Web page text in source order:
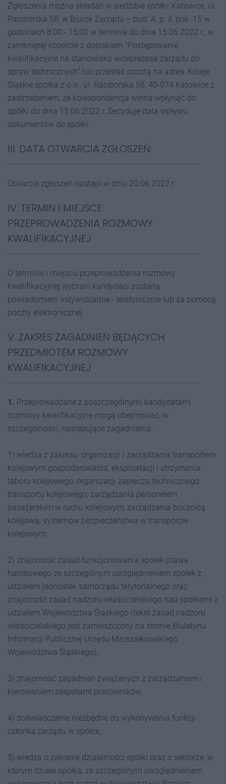
Zgłoszenia można składać w siedzibie spółki: Katowice, ul.
Raciborska 58, w Biurze Zarządu – bud. A, p. II, pok. 15 w
godzinach 8:00 - 15:00 w terminie do dnia 15.06.2022 r., w
zamkniętej kopercie z dopiskiem "Postępowanie
kwalifikacyjne na stanowisko wiceprezesa zarządu do
spraw technicznych" lub przesłać pocztą na adres: Koleje
Śląskie spółka z o.o., ul. Raciborska 58, 40-074 Katowice z
zastrzeżeniem, że korespondencja winna wpłynąć do
spółki do dnia 15.06.2022 r. Decyduje data wpływu
dokumentów do spółki.
III. DATA OTWARCIA ZGŁOSZEŃ:
Otwarcie zgłoszeń nastąpi w dniu 20.06.2022 r.
IV. TERMIN I MIEJSCE
PRZEPROWADZENIA ROZMOWY
KWALIFIKACYJNEJ
O terminie i miejscu przeprowadzenia rozmowy
kwalifikacyjnej wybrani kandydaci zostaną
powiadomieni indywidualnie - telefonicznie lub za pomocą
poczty elektronicznej.
V. ZAKRES ZAGADNIEŃ BĘDĄCYCH
PRZEDMIOTEM ROZMOWY
KWALIFIKACYJNEJ
1. Przeprowadzane z poszczególnymi kandydatami
rozmowy kwalifikacyjne mogą obejmować, w
szczególności, następujące zagadnienia:
1) wiedza z zakresu: organizacji i zarządzania transportem
kolejowym gospodarowania, eksploatacji i utrzymania
taboru kolejowego; organizacji zaplecza technicznego
transportu kolejowego; zarządzania personelem
pasażerskim w ruchu kolejowym; zarządzania bocznicą
kolejową; systemów bezpieczeństwa w transporcie
kolejowym,
2) znajomość zasad funkcjonowania spółek prawa
handlowego ze szczególnym uwzględnieniem spółek z
udziałem jednostek samorządu terytorialnego oraz
znajomość zasad nadzoru właścicielskiego nad spółkami z
udziałem Województwa Śląskiego (tekst zasad nadzoru
właścicielskiego jest zamieszczony na stronie Biuletynu
Informacji Publicznej Urzędu Marszałkowskiego
Województwa Śląskiego),
3) znajomość zagadnień związanych z zarządzaniem i
kierowaniem zespołami pracowników,
4) doświadczenie niezbędne do wykonywania funkcji
członka zarządu w spółce,
5) wiedza o zakresie działalności spółki oraz o sektorze, w
którym działa spółka, ze szczególnym uwzględnieniem